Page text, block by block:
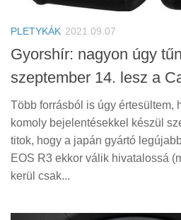
PLETYKÁK 2021.09.07
Gyorshír: nagyon úgy
szeptember 14. lesz a
Több forrásból is úgy értesültem,
komoly bejelentésekkel készül
titok, hogy a japán gyártó
EOS R3 ekkor válik hivatalossá
kerül csak...